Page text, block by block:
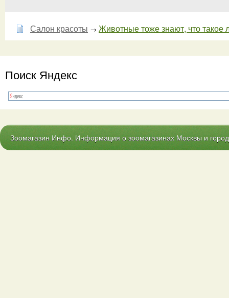
Салон красоты → Животные тоже знают, что такое
Поиск Яндекс
Зоомагазин Инфо. Информация о зоомагазинах Москвы и